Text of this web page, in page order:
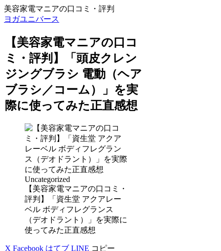
美容家電マニアの口コミ・評判
ヨガユニバース
【美容家電マニアの口コ
ミ・評判】「頭皮クレン
ジングブラシ 電動（ヘア
ブラシ／コーム）」を実
際に使ってみた正直感想
Uncategorized
【美容家電マニアの口コミ・
評判】「資生堂 アクアレー
ベル ボディフレグランス
（デオドラント）」を実際に
使ってみた正直感想
X Facebook はてブ LINE コピー